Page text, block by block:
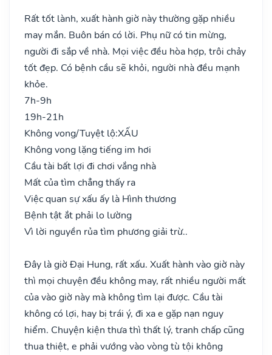
Rất tốt lành, xuất hành giờ này thường gặp nhiều
may mắn. Buôn bán có lời. Phụ nữ có tin mừng,
người đi sắp về nhà. Mọi việc đều hòa hợp, trôi chảy
tốt đẹp. Có bệnh cầu sẽ khỏi, người nhà đều mạnh
khỏe.
7h-9h
19h-21h
Không vong/Tuyệt lộ:XẤU
Không vong lặng tiếng im hơi
Cầu tài bất lợi đi chơi vắng nhà
Mất của tìm chẳng thấy ra
Việc quan sự xấu ấy là Hình thương
Bệnh tật ắt phải lo lường
Vì lời nguyền rủa tìm phương giải trừ..
Đây là giờ Đại Hung, rất xấu. Xuất hành vào giờ này
thì mọi chuyện đều không may, rất nhiều người mất
của vào giờ này mà không tìm lại được. Cầu tài
không có lợi, hay bị trái ý, đi xa e gặp nạn nguy
hiểm. Chuyện kiện thưa thì thất lý, tranh chấp cũng
thua thiệt, e phải vướng vào vòng tù tội không